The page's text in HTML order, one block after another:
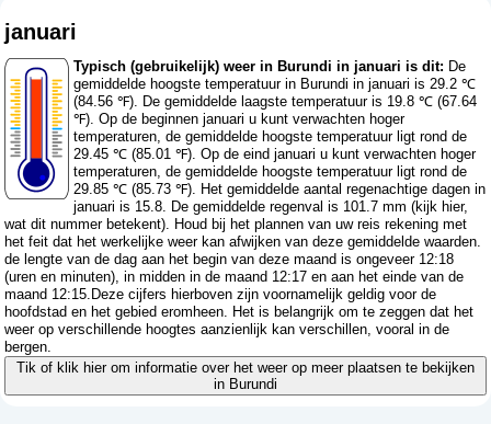
januari
Typisch (gebruikelijk) weer in Burundi in januari is dit: De
gemiddelde hoogste temperatuur in Burundi in januari is 29.2 ℃
(84.56 ℉). De gemiddelde laagste temperatuur is 19.8 ℃ (67.64
℉). Op de beginnen januari u kunt verwachten hoger
temperaturen, de gemiddelde hoogste temperatuur ligt rond de
29.45 ℃ (85.01 ℉). Op de eind januari u kunt verwachten hoger
temperaturen, de gemiddelde hoogste temperatuur ligt rond de
29.85 ℃ (85.73 ℉). Het gemiddelde aantal regenachtige dagen in
januari is 15.8. De gemiddelde regenval is 101.7 mm (kijk hier,
wat dit nummer betekent). Houd bij het plannen van uw reis rekening met
het feit dat het werkelijke weer kan afwijken van deze gemiddelde waarden.
de lengte van de dag aan het begin van deze maand is ongeveer 12:18
(uren en minuten), in midden in de maand 12:17 en aan het einde van de
maand 12:15.Deze cijfers hierboven zijn voornamelijk geldig voor de
hoofdstad en het gebied eromheen. Het is belangrijk om te zeggen dat het
weer op verschillende hoogtes aanzienlijk kan verschillen, vooral in de
bergen.
Tik of klik hier om informatie over het weer op meer plaatsen te bekijken
in Burundi